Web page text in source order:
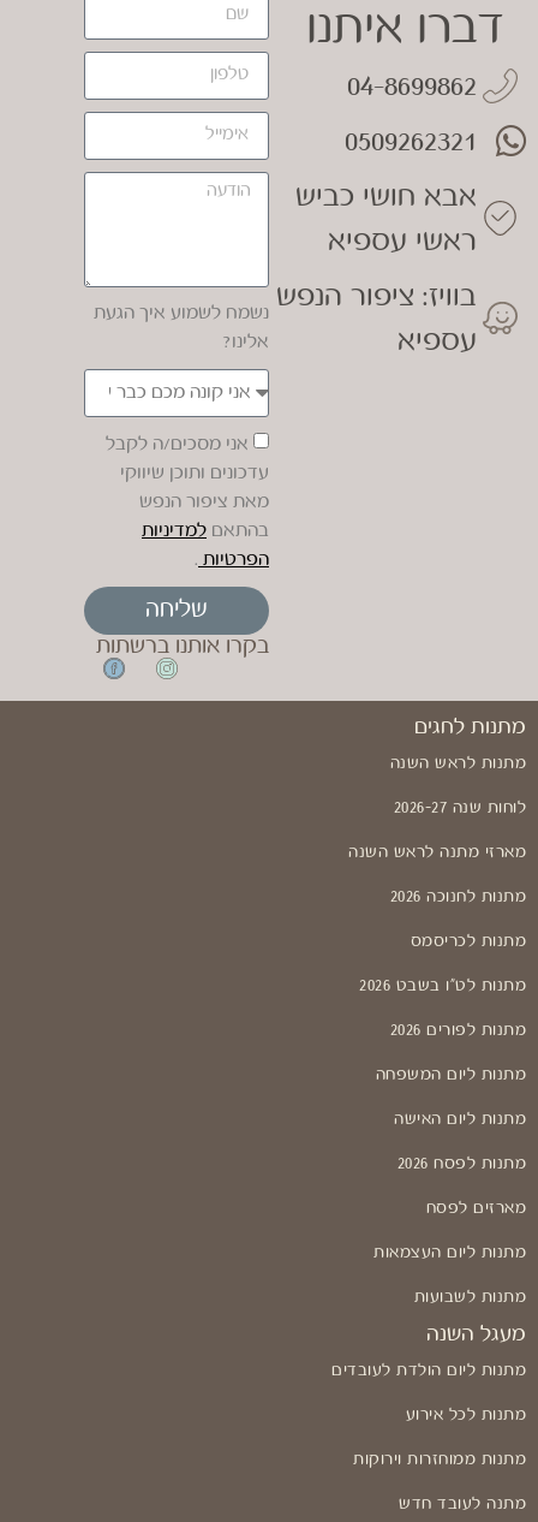
דברו איתנו
04-8699862
0509262321
אבא חושי כביש
ראשי עספיא
בוויז: ציפור הנפש
עספיא
נשמח לשמוע איך הגעת
אלינו?
אני מסכים/ה לקבל
עדכונים ותוכן שיווקי
מאת ציפור הנפש
בהתאם למדיניות
הפרטיות .
שליחה
בקרו אותנו ברשתות
מתנות לחגים
מתנות לראש השנה
לוחות שנה 2026-27
מארזי מתנה לראש השנה
מתנות לחנוכה 2026
מתנות לכריסמס
מתנות לט"ו בשבט 2026
מתנות לפורים 2026
מתנות ליום המשפחה
מתנות ליום האישה
מתנות לפסח 2026
מארזים לפסח
מתנות ליום העצמאות
מתנות לשבועות
מעגל השנה
מתנות ליום הולדת לעובדים
מתנות לכל אירוע
מתנות ממוחזרות וירוקות
מתנה לעובד חדש